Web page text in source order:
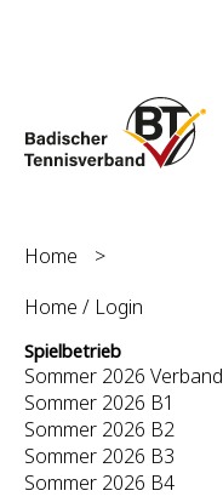
Home
>
Home / Login
Spielbetrieb
Sommer 2026 Verband
Sommer 2026 B1
Sommer 2026 B2
Sommer 2026 B3
Sommer 2026 B4